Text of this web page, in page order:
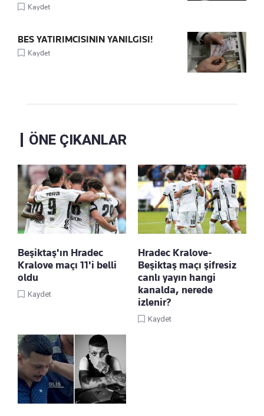
Kaydet
BES YATIRIMCISININ YANILGISI!
Kaydet
ÖNE ÇIKANLAR
Beşiktaş'ın Hradec
Kralove maçı 11'i belli
oldu
Kaydet
Hradec Kralove-
Beşiktaş maçı şifresiz
canlı yayın hangi
kanalda, nerede
izlenir?
Kaydet